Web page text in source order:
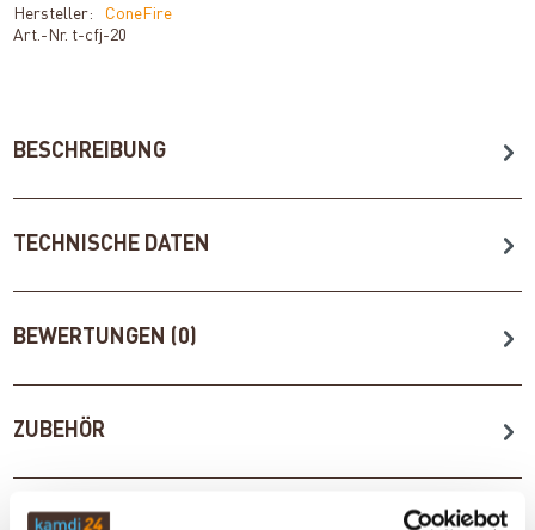
Hersteller:
ConeFire
Art.-Nr. t-cfj-20
BESCHREIBUNG
TECHNISCHE DATEN
BEWERTUNGEN (0)
ZUBEHÖR
WICHTIGE INFOS